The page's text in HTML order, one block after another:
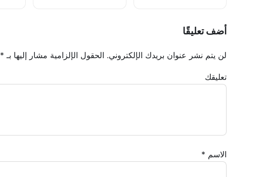
أضف تعليقًا
لن يتم نشر عنوان بريدك الإلكتروني. الحقول الإلزامية مشار إليها بـ *
تعليقك
الاسم *